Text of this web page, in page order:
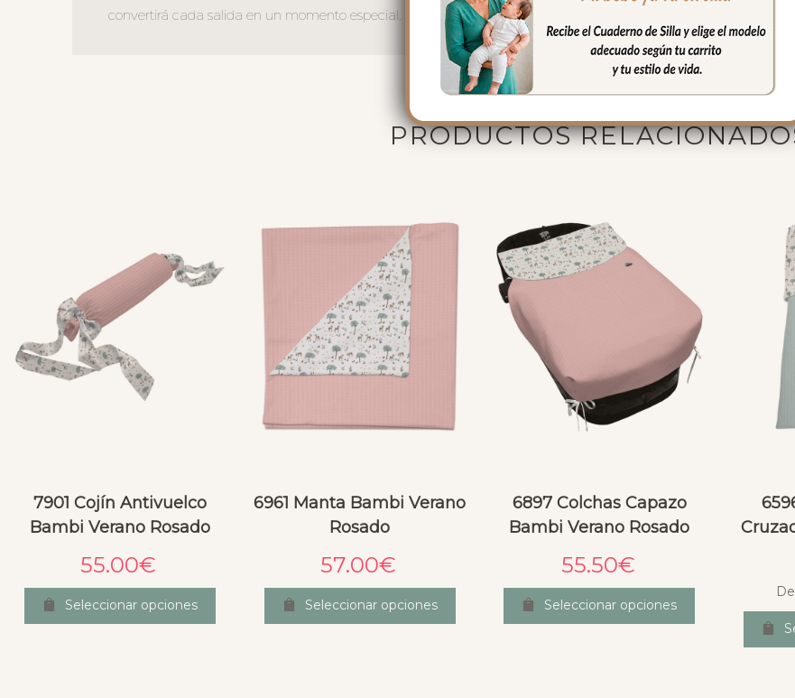
convertirá cada salida en un momento especial.
PRODUCTOS
7901 Cojín Antivuelco
Bambi Verano Rosado
55.00€
Seleccionar opciones
6961 Manta Bambi Verano
Rosado
57.00€
Seleccionar opciones
6897 Colchas Capazo
Bambi Verano Rosado
55.50€
Seleccionar opciones